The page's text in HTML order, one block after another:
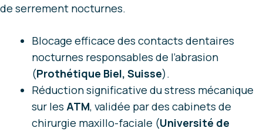
de serrement nocturnes.
Blocage efficace des contacts dentaires
nocturnes responsables de l’abrasion
(Prothétique Biel, Suisse).
Réduction significative du stress mécanique
sur les ATM, validée par des cabinets de
chirurgie maxillo-faciale (Université de